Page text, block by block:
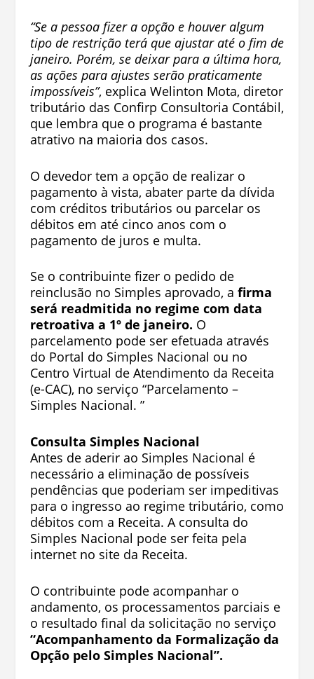
“Se a pessoa fizer a opção e houver algum
tipo de restrição terá que ajustar até o fim de
janeiro. Porém, se deixar para a última hora,
as ações para ajustes serão praticamente
impossíveis”, explica Welinton Mota, diretor
tributário das Confirp Consultoria Contábil,
que lembra que o programa é bastante
atrativo na maioria dos casos.
O devedor tem a opção de realizar o
pagamento à vista, abater parte da dívida
com créditos tributários ou parcelar os
débitos em até cinco anos com o
pagamento de juros e multa.
Se o contribuinte fizer o pedido de
reinclusão no Simples aprovado, a firma
será readmitida no regime com data
retroativa a 1º de janeiro. O
parcelamento pode ser efetuada através
do Portal do Simples Nacional ou no
Centro Virtual de Atendimento da Receita
(e-CAC), no serviço “Parcelamento –
Simples Nacional. ”
Consulta Simples Nacional
Antes de aderir ao Simples Nacional é
necessário a eliminação de possíveis
pendências que poderiam ser impeditivas
para o ingresso ao regime tributário, como
débitos com a Receita. A consulta do
Simples Nacional pode ser feita pela
internet no site da Receita.
O contribuinte pode acompanhar o
andamento, os processamentos parciais e
o resultado final da solicitação no serviço
“Acompanhamento da Formalização da
Opção pelo Simples Nacional”.